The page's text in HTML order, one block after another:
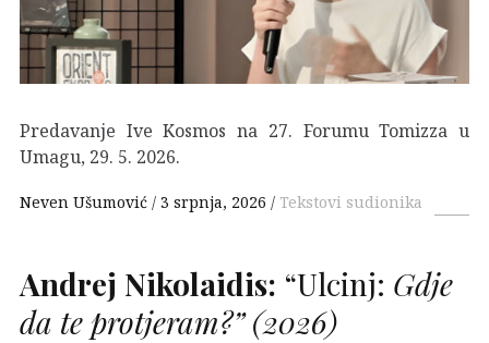
Predavanje Ive Kosmos na 27. Forumu Tomizza u
Umagu, 29. 5. 2026.
Neven Ušumović 3 srpnja, 2026 Tekstovi sudionika
Andrej Nikolaidis: “Ulcinj: Gdje
da te protjeram?” (2026)